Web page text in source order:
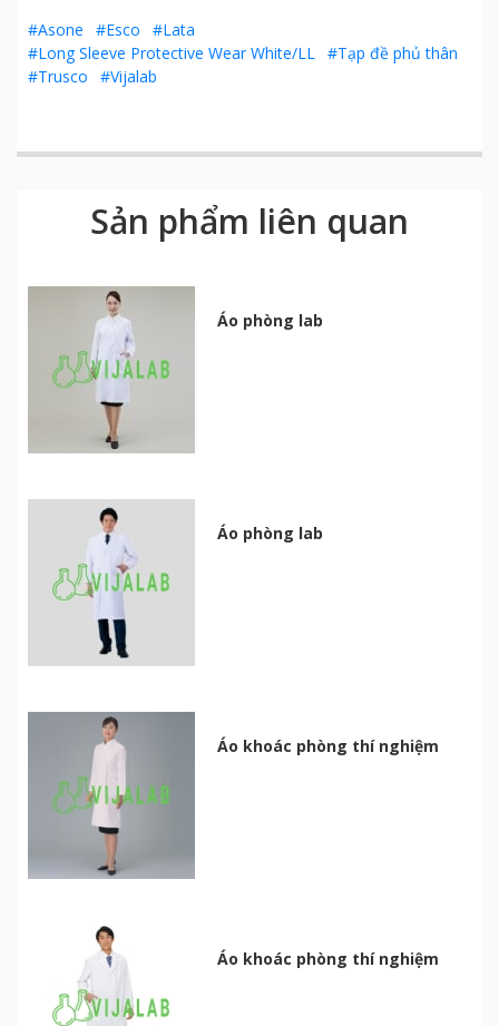
#Asone
#Esco
#Lata
#Long Sleeve Protective Wear White/LL #Tạp đề phủ thân
#Trusco
#Vijalab
Sản phẩm liên quan
Áo phòng lab
Áo phòng lab
Áo khoác phòng thí nghiệm
Áo khoác phòng thí nghiệm